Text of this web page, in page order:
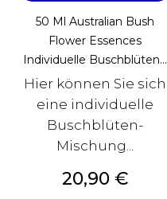
50 Ml Australian Bush
Flower Essences
Individuelle Buschblüten...
Hier können Sie sich
eine individuelle
Buschblüten-
Mischung...
Preis
20,90 €